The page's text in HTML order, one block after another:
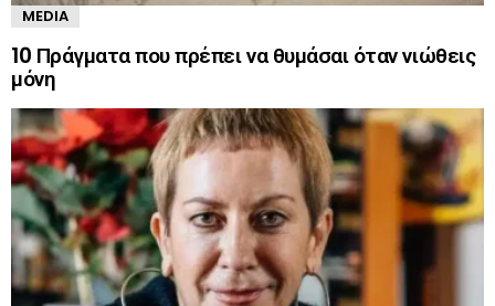
MEDIA
10 Πράγματα που πρέπει να θυμάσαι όταν νιώθεις
μόνη